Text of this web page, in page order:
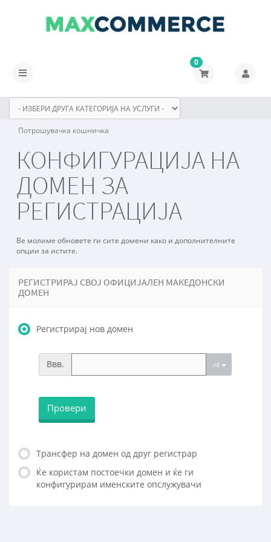
Вклучете
навигацијата
0
Потрошувачка кошничка
КОНФИГУРАЦИЈА НА
ДОМЕН ЗА
РЕГИСТРАЦИЈА
Ве молиме обновете ги сите домени како и дополнителните
опции за истите.
РЕГИСТРИРАЈ СВОЈ ОФИЦИЈАЛЕН МАКЕДОНСКИ
ДОМЕН
Регистрирај нов домен
Ввв. .nl
Провери
Трансфер на домен од друг регистрар
Ќе користам постоечки домен и ќе ги
конфигурирам именските опслужувачи